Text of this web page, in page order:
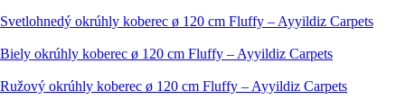
Svetlohnedý okrúhly koberec ø 120 cm Fluffy – Ayyildiz Carpets
Biely okrúhly koberec ø 120 cm Fluffy – Ayyildiz Carpets
Ružový okrúhly koberec ø 120 cm Fluffy – Ayyildiz Carpets